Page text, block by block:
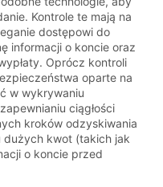
Kontrole te mają na
dostępowi do
informacji o koncie oraz
Oprócz kontroli
oparte na
w wykrywaniu
ciągłości
kroków odzyskiwania
dużych kwot (takich jak
o koncie przed